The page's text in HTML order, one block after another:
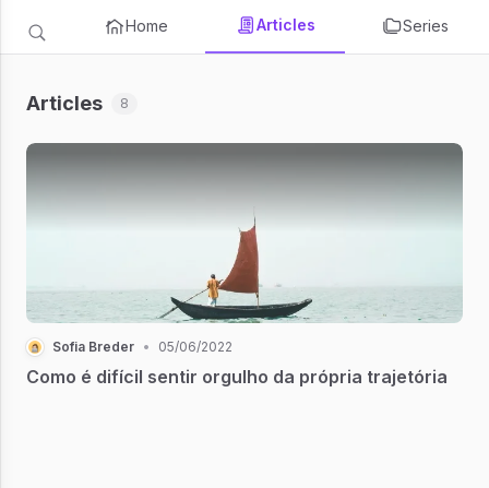
Home Articles Series
Articles 8
Sofia Breder • 05/06/2022
Como é difícil sentir orgulho da própria trajetória